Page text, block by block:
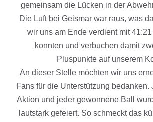
gemeinsam die Lücken in der
Die Luft bei Geismar war raus, was
wir uns am Ende verdient mit
konnten und verbuchen damit
Pluspunkte auf unserem
An dieser Stelle möchten wir uns
Fans für die Unterstützung bedanken.
Aktion und jeder gewonnene Ball
lautstark gefeiert. So schmeckt das